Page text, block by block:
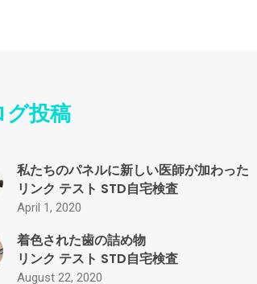
グ投稿
私たちのパネルに新しい医師が加わった
リンク テスト STD自宅検査
April 1, 2020
着色された歯の詰め物
リンク テスト STD自宅検査
August 22, 2020